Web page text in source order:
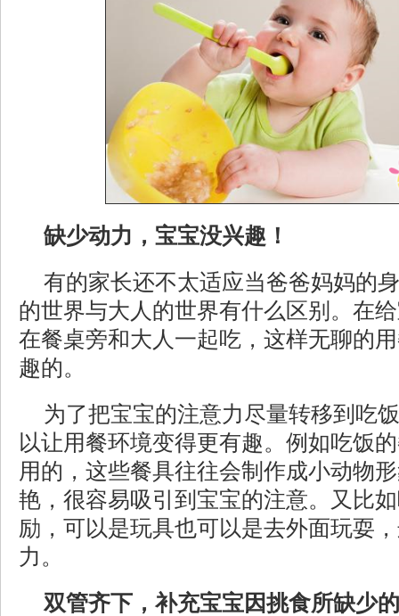
缺少动力，宝宝没兴趣！
有的家长还不太适应当爸爸妈妈的
的世界与大人的世界有什么区别。在
在餐桌旁和大人一起吃，这样无聊的
趣的。
为了把宝宝的注意力尽量转移到吃
以让用餐环境变得更有趣。例如吃饭
用的，这些餐具往往会制作成小动物
艳，很容易吸引到宝宝的注意。又比
励，可以是玩具也可以是去外面玩耍
力。
双管齐下，补充宝宝因挑食所缺少